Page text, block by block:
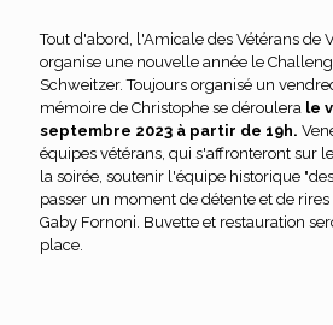
Tout d'abord, l'Amicale des Vétérans de
organise une nouvelle année le
Schweitzer. Toujours organisé un
mémoire de Christophe se déroulera le
septembre 2023 à partir de 19h.
équipes vétérans, qui s'affronteront sur
la soirée, soutenir l'équipe historique
passer un moment de détente et de
Gaby Fornoni. Buvette et restauration
place.